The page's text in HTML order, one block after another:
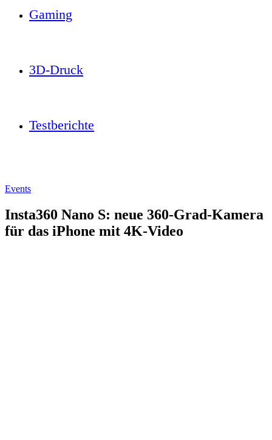
Gaming
3D-Druck
Testberichte
Events
Insta360 Nano S: neue 360-Grad-Kamera
für das iPhone mit 4K-Video